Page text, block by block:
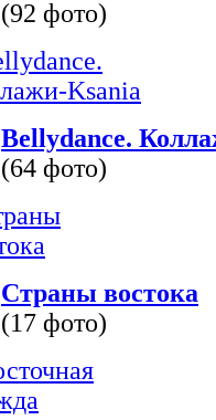
(92 фото)
Bellydance.
(64 фото)
Страны востока
(17 фото)